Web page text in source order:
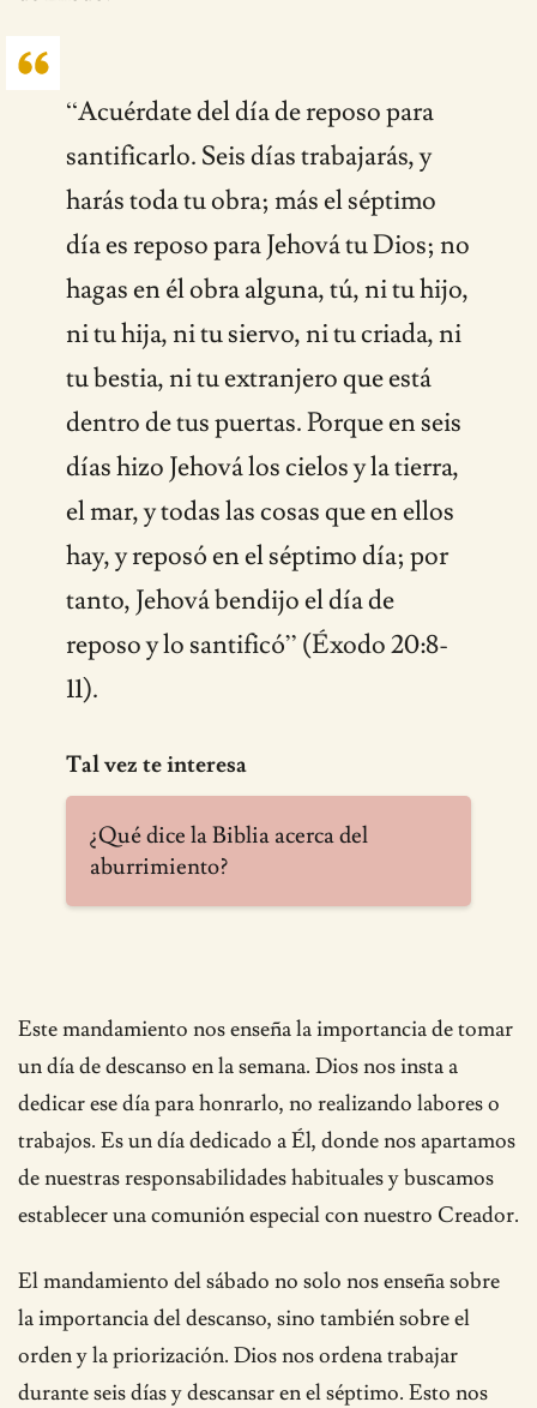
“Acuérdate del día de reposo para
santificarlo. Seis días trabajarás, y
harás toda tu obra; más el séptimo
día es reposo para Jehová tu Dios; no
hagas en él obra alguna, tú, ni tu hijo,
ni tu hija, ni tu siervo, ni tu criada, ni
tu bestia, ni tu extranjero que está
dentro de tus puertas. Porque en seis
días hizo Jehová los cielos y la tierra,
el mar, y todas las cosas que en ellos
hay, y reposó en el séptimo día; por
tanto, Jehová bendijo el día de
reposo y lo santificó” (Éxodo 20:8-
11).
Tal vez te interesa
¿Qué dice la Biblia acerca del
aburrimiento?
Este mandamiento nos enseña la importancia de tomar
un día de descanso en la semana. Dios nos insta a
dedicar ese día para honrarlo, no realizando labores o
trabajos. Es un día dedicado a Él, donde nos apartamos
de nuestras responsabilidades habituales y buscamos
establecer una comunión especial con nuestro Creador.
El mandamiento del sábado no solo nos enseña sobre
la importancia del descanso, sino también sobre el
orden y la priorización. Dios nos ordena trabajar
durante seis días y descansar en el séptimo. Esto nos